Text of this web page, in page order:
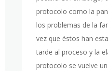
protocolo como la
los problemas de la
vez que éstos han
tarde al proceso y la
protocolo se vuelve